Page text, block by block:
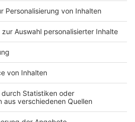
Kontakt
Studio-Hotline
Newsletter